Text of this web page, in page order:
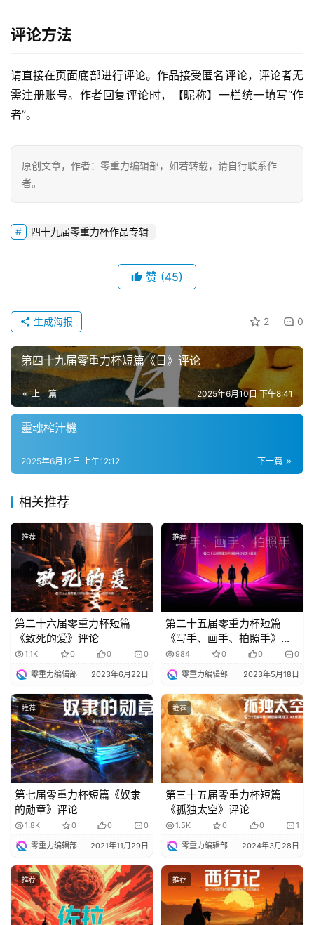
重
幻
征
文
稿
文
章
科
主
题
科
幻
小
说
注册
评论方法
请直接在页面底部进行评论。作品接受匿名评论，评论者无
需注册账号。作者回复评论时，【昵称】一栏统一填写“作
者”。
原创文章，作者：零重力编辑部，如若转载，请自行联系作
者。
四十九届零重力杯作品专辑
赞 (45)
2 0
生成海报
第四十九届零重力杯短篇《日》评论
上一篇 2025年6月10日 下午8:41
靈魂榨汁機
下一篇
2025年6月12日 上午12:12
相关推荐
推荐
第二十六届零重力杯短篇
《致死的爱》评论
1.1K 0 0 0
零重力编辑部 2023年6月22日
推荐
第二十五届零重力杯短篇
《写手、画手、拍照手》评
论984 0 0 0
零重力编辑部 2023年5月18日
推荐
第七届零重力杯短篇《奴隶
的勋章》评论
1.8K 0 0 0
零重力编辑部 2021年11月29日
推荐
第三十五届零重力杯短篇
《孤独太空》评论
1.5K 0 0 1
零重力编辑部 2024年3月28日
推荐 推荐